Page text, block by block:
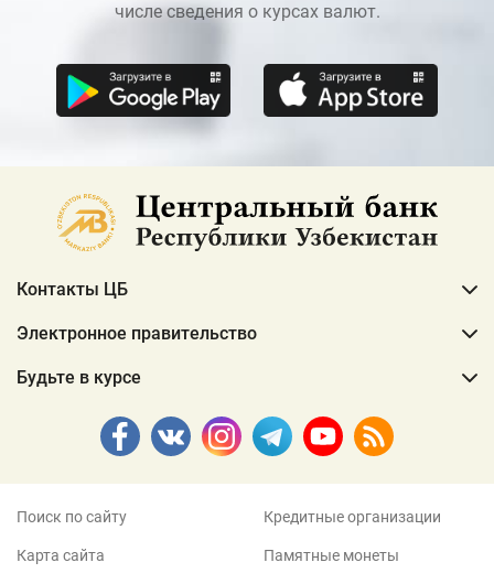
числе сведения о курсах валют.
Контакты ЦБ
Электронное правительство
Будьте в курсе
Поиск по сайту
Карта сайта
Кредитные организации
Памятные монеты